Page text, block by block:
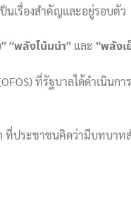
นเรื่องสำคัญและอยู่รอบตัว
“พลังโน้มนำ” และ “พลังเ
ที่รัฐบาลได้ดำเนินกา
ที่ประชาชนคิดว่ามีบทบาท